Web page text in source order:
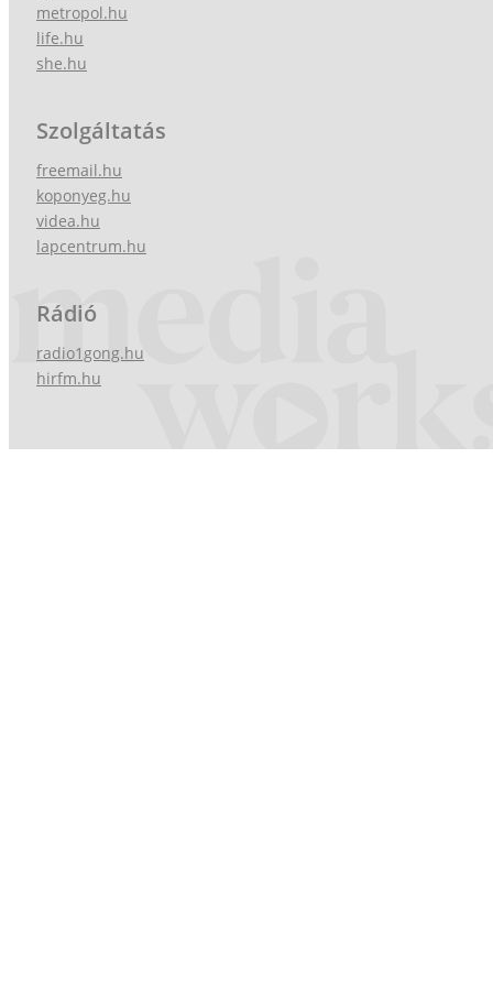
metropol.hu
life.hu
she.hu
Szolgáltatás
freemail.hu
koponyeg.hu
videa.hu
lapcentrum.hu
Rádió
radio1gong.hu
hirfm.hu